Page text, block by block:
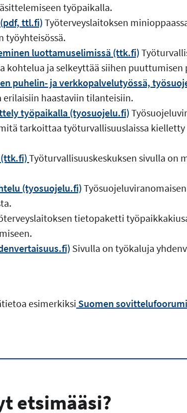
työpaikalla.
ttl.fi) Työterveyslaitoksen
työyhteisössä.
luottamuselimissä (ttk.fi)
kohtelua ja selkeyttää siihen puuttumisen
puhelin- ja verkkopalvelutyössä,
haastaviin tilanteisiin.
työpaikalla (tyosuojelu.fi)
tarkoittaa työturvallisuuslaissa
Työturvallisuuskeskuksen sivulla on
(tyosuojelu.fi)
tietopaketti
Sivulla on työkaluja
esimerkiksi Suomen
etsimääsi?